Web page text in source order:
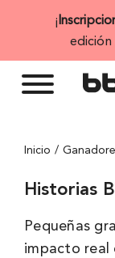
¡
edición
Inicio
Historias
Pequeñas
impacto real